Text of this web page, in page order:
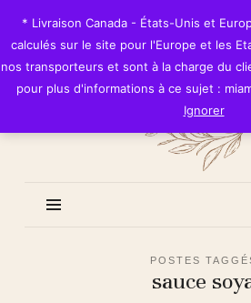
Les
Délices
de
Jessy
POSTES
sauce
* Livraison Canada - États-Unis et
calculés sur le site pour l'Europe et les
nos transporteurs et sont à la charge du
pour plus d'informations à ce sujet :
Ignorer